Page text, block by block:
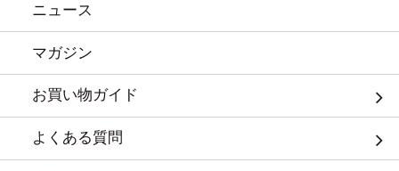
ニュース
マガジン
お買い物ガイド
よくある質問